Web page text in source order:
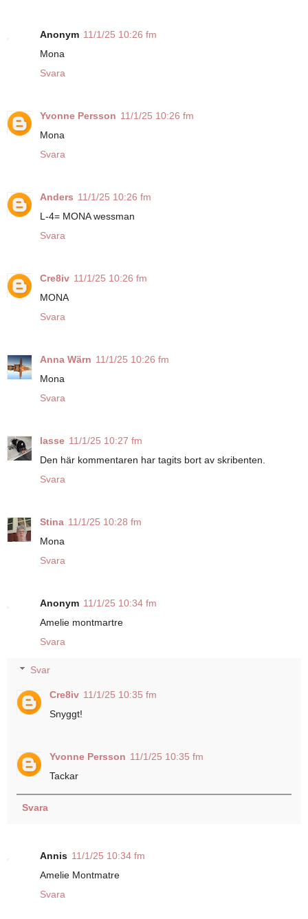
Anonym 11/1/25 10:26 fm
Mona
Svara
Yvonne Persson 11/1/25 10:26 fm
Mona
Svara
Anders 11/1/25 10:26 fm
L-4= MONA wessman
Svara
Cre8iv 11/1/25 10:26 fm
MONA
Svara
Anna Wärn 11/1/25 10:26 fm
Mona
Svara
lasse 11/1/25 10:27 fm
Den här kommentaren har tagits bort av skribenten.
Svara
Stina 11/1/25 10:28 fm
Mona
Svara
Anonym 11/1/25 10:34 fm
Amelie montmartre
Svara
Svar
Cre8iv 11/1/25 10:35 fm
Snyggt!
Yvonne Persson 11/1/25 10:35 fm
Tackar
Svara
Annis 11/1/25 10:34 fm
Amelie Montmatre
Svara